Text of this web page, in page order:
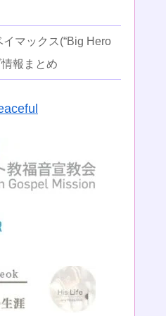
マックス(“Big Hero
報まとめ